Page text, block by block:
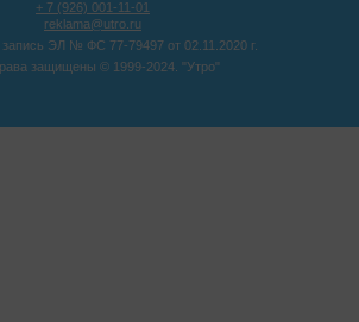
+ 7 (926) 001-11-01
reklama@utro.ru
запись ЭЛ № ФС 77-79497 от 02.11.2020 г.
защищены © 1999-2024. "Утро"